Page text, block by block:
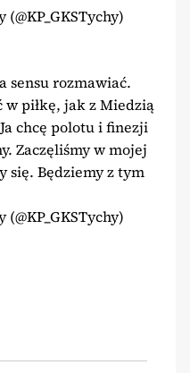
sensu rozmawiać.
w piłkę, jak z Miedzią
chcę polotu i finezji
Zaczęliśmy w mojej
się. Będziemy z tym